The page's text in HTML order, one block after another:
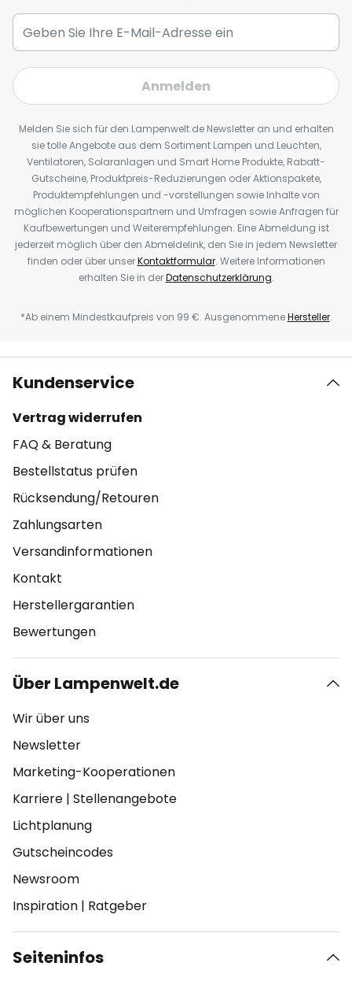
Anmelden
Melden Sie sich für den Lampenwelt.de Newsletter an und erhalten
sie tolle Angebote aus dem Sortiment Lampen und Leuchten,
Ventilatoren, Solaranlagen und Smart Home Produkte, Rabatt-
Gutscheine, Produktpreis-Reduzierungen oder Aktionspakete,
Produktempfehlungen und -vorstellungen sowie Inhalte von
möglichen Kooperationspartnern und Umfragen sowie Anfragen für
Kaufbewertungen und Weiterempfehlungen. Eine Abmeldung ist
jederzeit möglich über den Abmeldelink, den Sie in jedem Newsletter
finden oder über unserKontaktformular. Weitere Informationen
erhalten Sie in derDatenschutzerklärung.
*Ab einem Mindestkaufpreis von 99 €. AusgenommeneHersteller.
Kundenservice
Vertrag widerrufen
FAQ & Beratung
Bestellstatus prüfen
Rücksendung/Retouren
Zahlungsarten
Versandinformationen
Kontakt
Herstellergarantien
Bewertungen
Über Lampenwelt.de
Wir über uns
Newsletter
Marketing-Kooperationen
Karriere | Stellenangebote
Lichtplanung
Gutscheincodes
Newsroom
Inspiration | Ratgeber
Seiteninfos